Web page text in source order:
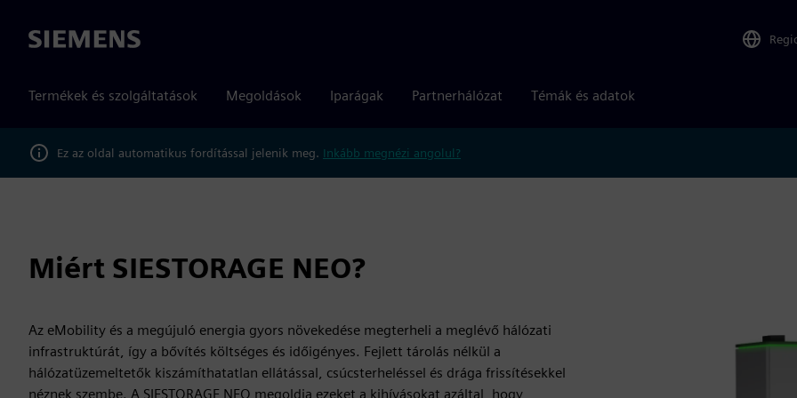
Siemens
Termékek és szolgáltatások Megoldások Iparágak Partnerhálózat Témák és adatok
Ez az oldal automatikus fordítással jelenik meg. Inkább megnézi angolul?
Miért SIESTORAGE NEO?
Az eMobility és a megújuló energia gyors növekedése megterheli a meglévő hálózati
infrastruktúrát, így a bővítés költséges és időigényes. Fejlett tárolás nélkül a
hálózatüzemeltetők kiszámíthatatlan ellátással, csúcsterheléssel és drága frissítésekkel
néznek szembe. A SIESTORAGE NEO megoldja ezeket a kihívásokat azáltal, hogy